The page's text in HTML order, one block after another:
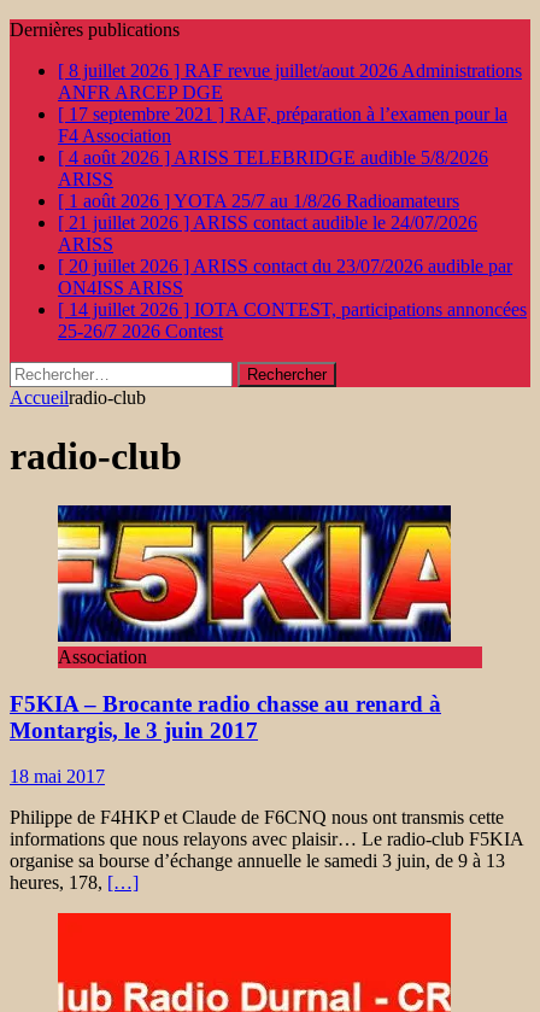
Dernières publications
[ 8 juillet 2026 ] RAF revue juillet/aout 2026 Administrations
ANFR ARCEP DGE
[ 17 septembre 2021 ] RAF, préparation à l’examen pour la
F4 Association
[ 4 août 2026 ] ARISS TELEBRIDGE audible 5/8/2026
ARISS
[ 1 août 2026 ]YOTA 25/7 au 1/8/26 Radioamateurs
[ 21 juillet 2026 ] ARISS contact audible le 24/07/2026
ARISS
[ 20 juillet 2026 ] ARISS contact du 23/07/2026 audible par
ON4ISS ARISS
[ 14 juillet 2026 ] IOTA CONTEST, participations annoncées
25-26/7 2026 Contest
Rechercher :
Accueilradio-club
radio-club
Association
F5KIA – Brocante radio chasse au renard à
Montargis, le 3 juin 2017
18 mai 2017
Philippe de F4HKP et Claude de F6CNQ nous ont transmis cette
informations que nous relayons avec plaisir… Le radio-club F5KIA
organise sa bourse d’échange annuelle le samedi 3 juin, de 9 à 13
heures, 178, […]